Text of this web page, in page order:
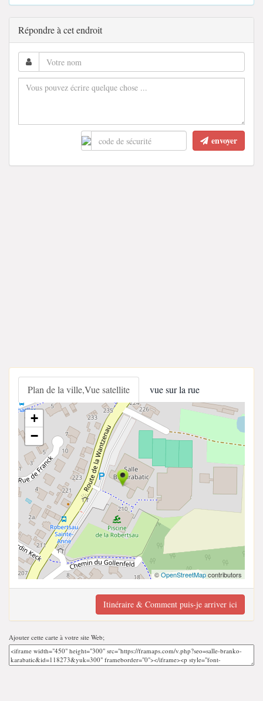
Répondre à cet endroit
envoyer
Plan de la ville,Vue satellite vue sur la rue
+
−
©OpenStreetMapcontributors
Itinéraire & Comment puis-je arriver ici
Ajouter cette carte à votre site Web;